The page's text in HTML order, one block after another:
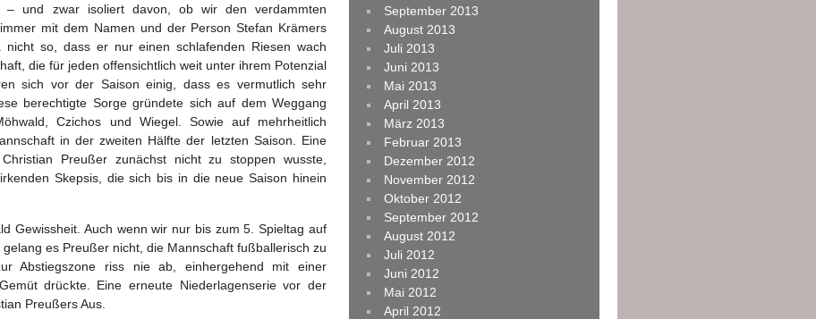
und zwar isoliert davon, ob wir den verdammten
mit dem Namen und der Person Stefan Krämers
so, dass er nur einen schlafenden Riesen wach
die für jeden offensichtlich weit unter ihrem Potenzial
sich vor der Saison einig, dass es vermutlich sehr
berechtigte Sorge gründete sich auf dem Weggang
Czichos und Wiegel. Sowie auf mehrheitlich
in der zweiten Hälfte der letzten Saison. Eine
Preußer zunächst nicht zu stoppen wusste,
Skepsis, die sich bis in die neue Saison hinein
Gewissheit. Auch wenn wir nur bis zum 5. Spieltag auf
es Preußer nicht, die Mannschaft fußballerisch zu
Abstiegszone riss nie ab, einhergehend mit einer
drückte. Eine erneute Niederlagenserie vor der
Preußers Aus.
September 2013
August 2013
Juli 2013
Juni 2013
Mai 2013
April 2013
März 2013
Februar 2013
Dezember 2012
November 2012
Oktober 2012
September 2012
August 2012
Juli 2012
Juni 2012
Mai 2012
April 2012